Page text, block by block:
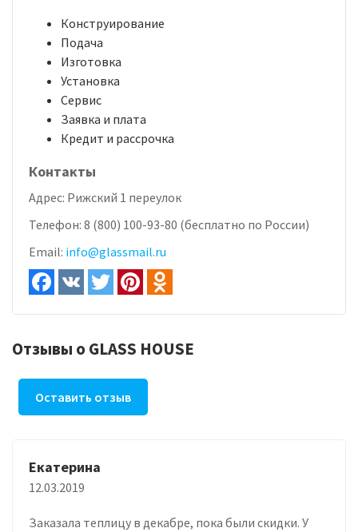
Конструирование
Подача
Изготовка
Установка
Сервис
Заявка и плата
Кредит и рассрочка
Контакты
Адрес: Рижский 1 переулок
Телефон: 8 (800) 100-93-80 (бесплатно по России)
Email: info@glassmail.ru
Отзывы о GLASS HOUSE
Оставить отзыв
Екатерина
12.03.2019
Заказала теплицу в декабре, пока были скидки. У